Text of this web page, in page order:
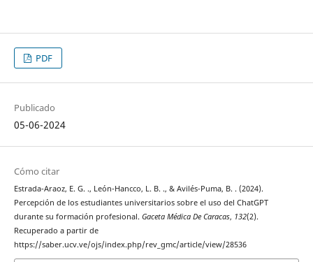
PDF
Publicado
05-06-2024
Cómo citar
Estrada-Araoz, E. G. ., León-Hancco, L. B. ., & Avilés-Puma, B. . (2024).
Percepción de los estudiantes universitarios sobre el uso del ChatGPT
durante su formación profesional. Gaceta Médica De Caracas, 132(2).
Recuperado a partir de
https://saber.ucv.ve/ojs/index.php/rev_gmc/article/view/28536